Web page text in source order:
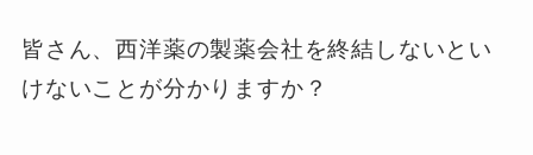
皆さん、西洋薬の製薬会社を終結しないとい
けないことが分かりますか？